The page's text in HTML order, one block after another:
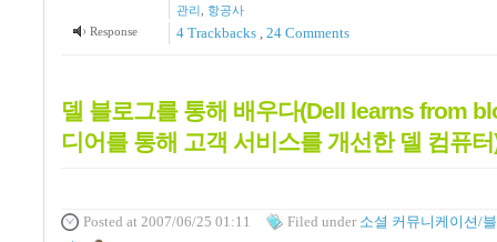
관리 항공사
Response
4Trackbacks 24Comments
델 블로그를 통해 배우다(Dell learns from
디어를 통해 고객 서비스를 개선한 델 컴퓨
Posted at 2007/06/25 01:11 Filed under 소셜 커뮤니케이션/